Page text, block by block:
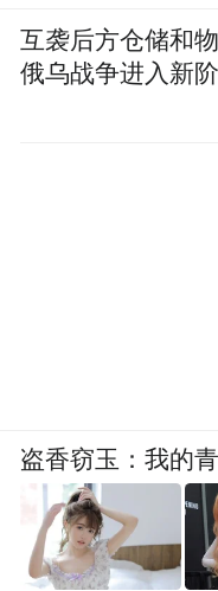
互袭后方仓储和
俄乌战争进入新
盗香窃玉：我的